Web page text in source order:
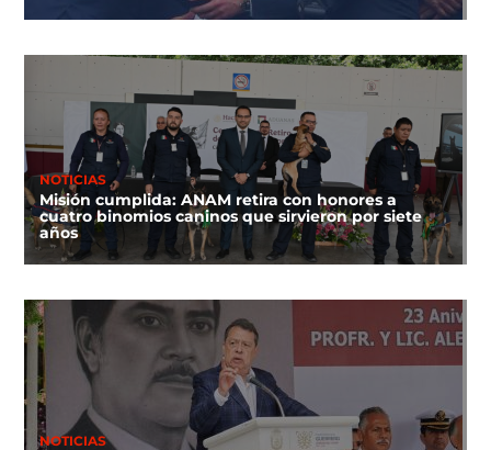
NOTICIAS
Misión cumplida: ANAM retira con honores a
cuatro binomios caninos que sirvieron por siete
años
NOTICIAS